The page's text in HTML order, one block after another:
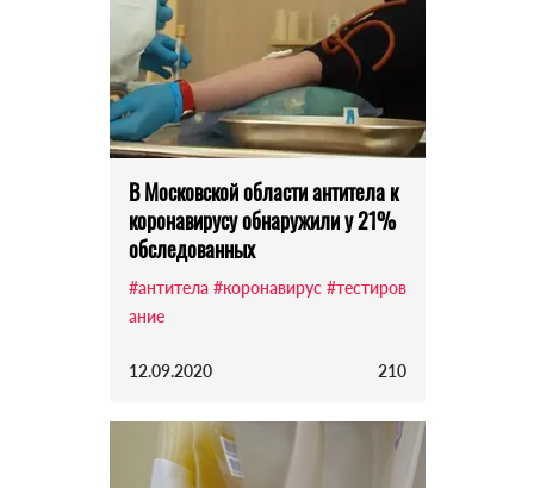
В Московской области антитела к
коронавирусу обнаружили у 21%
обследованных
#антитела #коронавирус #тестиров
ание
12.09.2020 210